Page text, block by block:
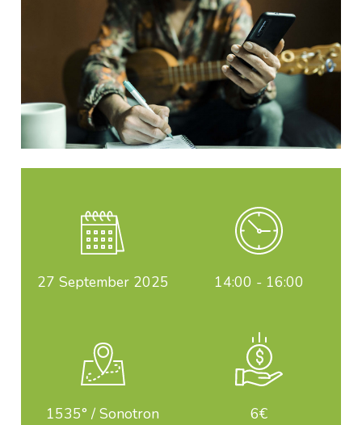
27 September 2025 14:00 - 16:00
1535° / Sonotron 6€